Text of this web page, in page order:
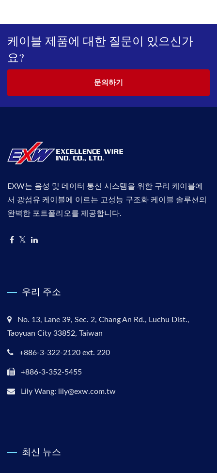
케이블 제품에 대한 질문이 있으신가
요?
문의하기
EXW는 음성 및 데이터 통신 시스템을 위한 구리 케이블에
서 광섬유 케이블에 이르는 고성능 구조화 케이블 솔루션의
완벽한 포트폴리오를 제공합니다.
우리 주소
No. 13, Lane 39, Sec. 2, Chang An Rd., Luchu Dist.,
Taoyuan City 33852, Taiwan
+886-3-322-2120 ext. 220
+886-3-352-5455
Lily Wang: lily@exw.com.tw
최신 뉴스